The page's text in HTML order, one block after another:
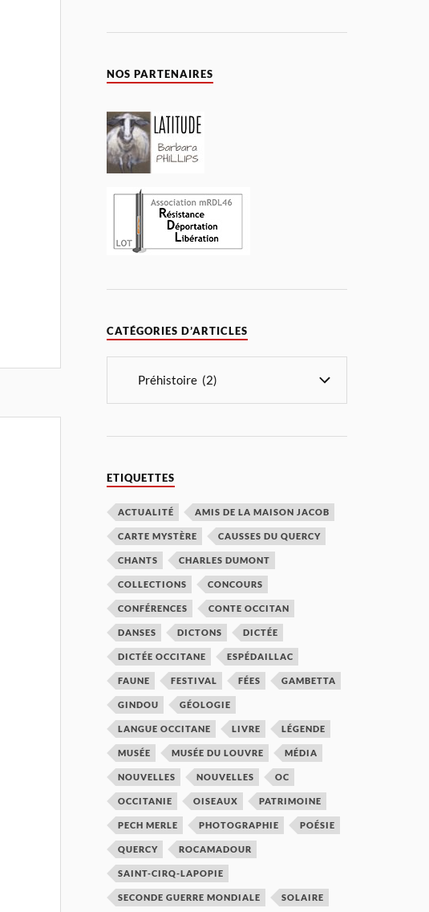
NOS PARTENAIRES
CATÉGORIES D’ARTICLES
ETIQUETTES
ACTUALITÉ AMIS DE LA MAISON JACOB
CARTE MYSTÈRE CAUSSES DU QUERCY
CHANTS CHARLES DUMONT
COLLECTIONS CONCOURS
CONFÉRENCES CONTE OCCITAN
DANSES DICTONS DICTÉE
DICTÉE OCCITANE ESPÉDAILLAC
FAUNE FESTIVAL FÉES GAMBETTA
GINDOU GÉOLOGIE
LANGUE OCCITANE LIVRE LÉGENDE
MUSÉE MUSÉE DU LOUVRE MÉDIA
NOUVELLES NOUVELLES OC
OCCITANIE OISEAUX PATRIMOINE
PECH MERLE PHOTOGRAPHIE POÉSIE
QUERCY ROCAMADOUR
SAINT-CIRQ-LAPOPIE
SECONDE GUERRE MONDIALE SOLAIRE